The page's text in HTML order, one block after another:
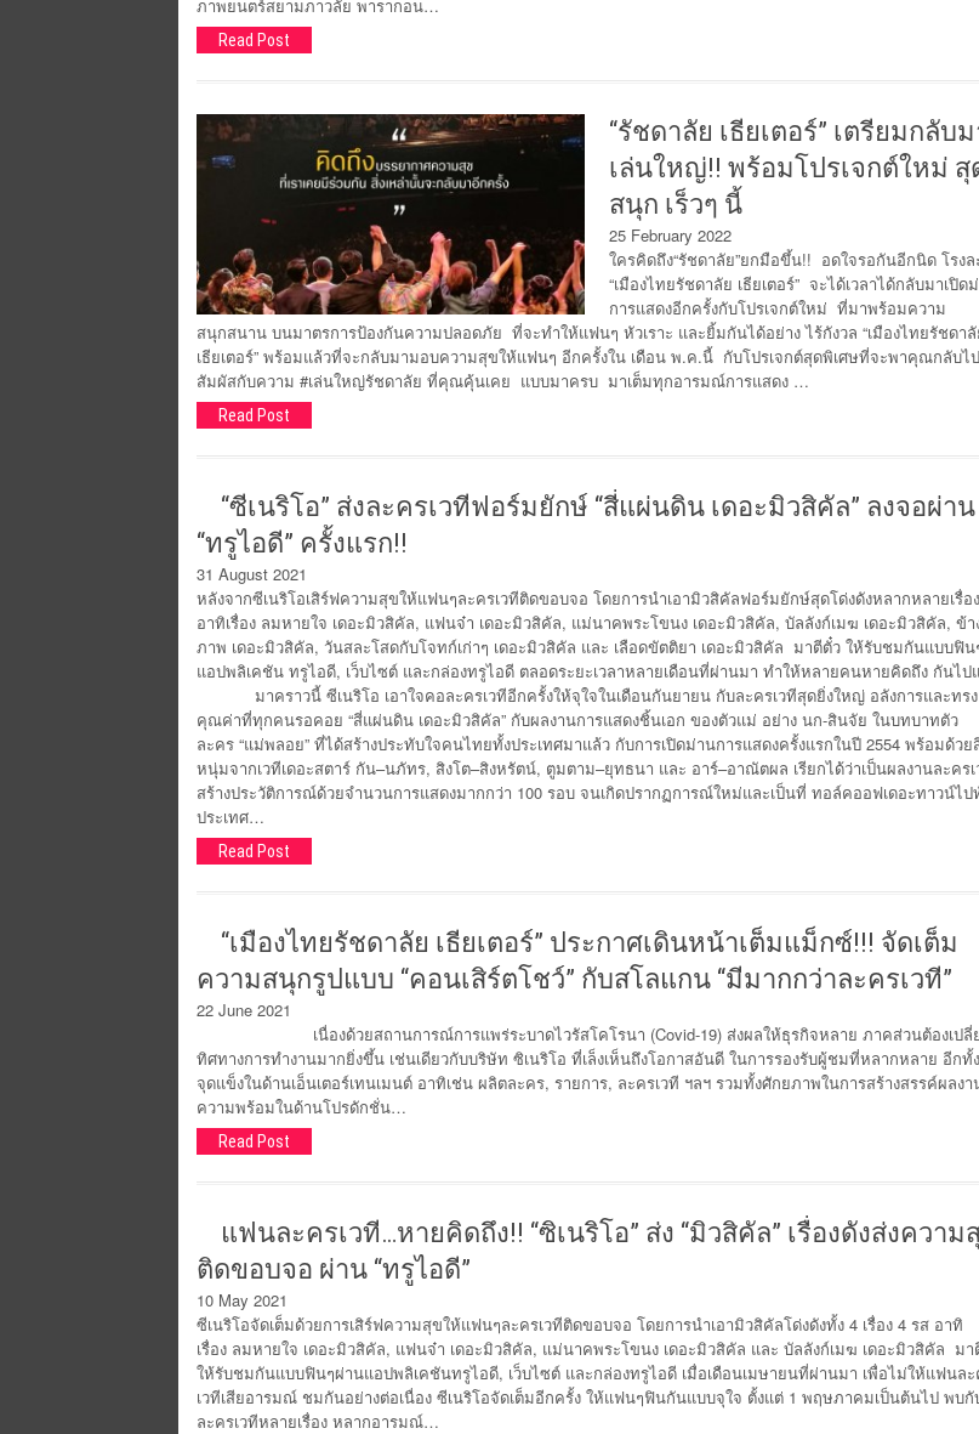
ภาพยนตร์สยามภาวลัย พารากอน…
Read Post
“รัชดาลัย เธียเตอร์” เตรียมกลับ
เล่นใหญ่!! พร้อมโปรเจกต์ใหม่ สุ
สนุก เร็วๆ นี้
25 February 2022
ใครคิดถึง“รัชดาลัย”ยกมือขึ้น!! อดใจรอกันอีกนิด โรง
“เมืองไทยรัชดาลัย เธียเตอร์” จะได้เวลาได้กลับมาเปิด
การแสดงอีกครั้งกับโปรเจกต์ใหม่ ที่มาพร้อมความ
สนุกสนาน บนมาตรการป้องกันความปลอดภัย ที่จะทำให้แฟนๆ หัวเราะ และยิ้มกันได้อย่าง ไร้กังวล “เมืองไทยรัชดา
เธียเตอร์” พร้อมแล้วที่จะกลับมามอบความสุขให้แฟนๆ อีกครั้งใน เดือน พ.ค.นี้ กับโปรเจกต์สุดพิเศษที่จะพาคุณกลับไป
สัมผัสกับความ #เล่นใหญ่รัชดาลัย ที่คุณคุ้นเคย แบบมาครบ มาเต็มทุกอารมณ์การแสดง …
Read Post
“ซีเนริโอ” ส่งละครเวทีฟอร์มยักษ์ “สี่แผ่นดิน เดอะมิวสิคัล” ลงจอผ่าน
“ทรูไอดี” ครั้งแรก!!
31 August 2021
หลังจากซีเนริโอเสิร์ฟความสุขให้แฟนๆละครเวทีติดขอบจอ โดยการนำเอามิวสิคัลฟอร์มยักษ์สุดโด่งดังหลากหลายเรื่อง
อาทิเรื่อง ลมหายใจ เดอะมิวสิคัล, แฟนจ๋า เดอะมิวสิคัล, แม่นาคพระโขนง เดอะมิวสิคัล, บัลลังก์เมฆ เดอะมิวสิคัล, ข้า
ภาพ เดอะมิวสิคัล, วันสละโสดกับโจทก์เก่าๆ เดอะมิวสิคัล และ เลือดขัตติยา เดอะมิวสิคัล มาตีตั๋ว ให้รับชมกันแบบฟิ
แอปพลิเคชัน ทรูไอดี, เว็บไซต์ และกล่องทรูไอดี ตลอดระยะเวลาหลายเดือนที่ผ่านมา ทำให้หลายคนหายคิดถึง กันไป
มาคราวนี้ ซีเนริโอ เอาใจคอละครเวทีอีกครั้งให้จุใจในเดือนกันยายน กับละครเวทีสุดยิ่งใหญ่ อลังการและทรง
คุณค่าที่ทุกคนรอคอย “สี่แผ่นดิน เดอะมิวสิคัล” กับผลงานการแสดงชิ้นเอก ของตัวแม่ อย่าง นก-สินจัย ในบทบาทตัว
ละคร “แม่พลอย” ที่ได้สร้างประทับใจคนไทยทั้งประเทศมาแล้ว กับการเปิดม่านการแสดงครั้งแรกในปี 2554 พร้อมด้วย
หนุ่มจากเวทีเดอะสตาร์ กัน–นภัทร, สิงโต–สิงหรัตน์, ตูมตาม–ยุทธนา และ อาร์–อาณัตผล เรียกได้ว่าเป็นผลงานละคร
สร้างประวัติการณ์ด้วยจำนวนการแสดงมากกว่า 100 รอบ จนเกิดปรากฏการณ์ใหม่และเป็นที่ ทอล์คออฟเดอะทาวน์ไป
ประเทศ…
Read Post
“เมืองไทยรัชดาลัย เธียเตอร์” ประกาศเดินหน้าเต็มแม็กซ์!!! จัดเต็ม
ความสนุกรูปแบบ “คอนเสิร์ตโชว์” กับสโลแกน “มีมากกว่าละครเวที”
22 June 2021
เนื่องด้วยสถานการณ์การแพร่ระบาดไวรัสโคโรนา (Covid-19) ส่งผลให้ธุรกิจหลาย ภาคส่วนต้องเปลี่
ทิศทางการทำงานมากยิ่งขึ้น เช่นเดียวกับบริษัท ซิเนริโอ ที่เล็งเห็นถึงโอกาสอันดี ในการรองรับผู้ชมที่หลากหลาย อีกทั้
จุดแข็งในด้านเอ็นเตอร์เทนเมนต์ อาทิเช่น ผลิตละคร, รายการ, ละครเวที ฯลฯ รวมทั้งศักยภาพในการสร้างสรรค์ผลงา
ความพร้อมในด้านโปรดักชั่น…
Read Post
แฟนละครเวที…หายคิดถึง!! “ซิเนริโอ” ส่ง “มิวสิคัล” เรื่องดังส่งความ
ติดขอบจอ ผ่าน “ทรูไอดี”
10 May 2021
ซีเนริโอจัดเต็มด้วยการเสิร์ฟความสุขให้แฟนๆละครเวทีติดขอบจอ โดยการนำเอามิวสิคัลโด่งดังทั้ง 4 เรื่อง 4 รส อาทิ
เรื่อง ลมหายใจ เดอะมิวสิคัล, แฟนจ๋า เดอะมิวสิคัล, แม่นาคพระโขนง เดอะมิวสิคัล และ บัลลังก์เมฆ เดอะมิวสิคัล มา
ให้รับชมกันแบบฟินๆผ่านแอปพลิเคชันทรูไอดี, เว็บไซต์ และกล่องทรูไอดี เมื่อเดือนเมษายนที่ผ่านมา เพื่อไม่ให้แฟนล
เวทีเสียอารมณ์ ชมกันอย่างต่อเนื่อง ซีเนริโอจัดเต็มอีกครั้ง ให้แฟนๆฟินกันแบบจุใจ ตั้งแต่ 1 พฤษภาคมเป็นต้นไป พบกั
ละครเวทีหลายเรื่อง หลากอารมณ์…